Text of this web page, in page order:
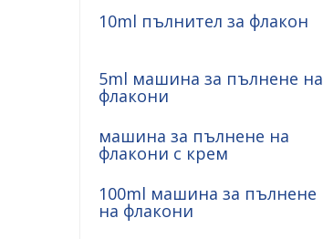
10ml пълнител за флакон
5ml машина за пълнене на
флакони
машина за пълнене на
флакони с крем
100ml машина за пълнене
на флакони